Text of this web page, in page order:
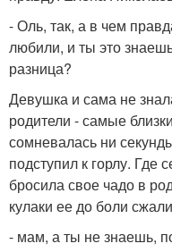
- Оль, так, а в чем
любили, и ты это
разница?
Девушка и сама не
родители - самые
сомневалась ни
подступил к горлу. Где
бросила свое чадо в
кулаки ее до боли
- мам, а ты не знаешь,